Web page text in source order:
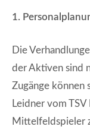
1.
Die
der Aktiven sind
Zugänge können
Leidner vom
Mittelfeldspieler